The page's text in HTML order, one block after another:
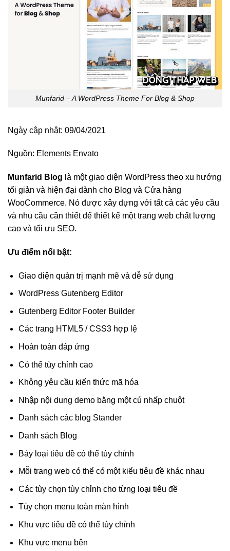
Munfarid – A WordPress Theme For Blog & Shop
Ngày cập nhật: 09/04/2021
Nguồn: Elements Envato
Munfarid Blog là một giao diện WordPress theo xu hướng
tối giản và hiện đại dành cho Blog và Cửa hàng
WooCommerce. Nó được xây dựng với tất cả các yêu cầu
và nhu cầu cần thiết để thiết kế một trang web chất lượng
cao và tối ưu SEO.
Ưu điểm nổi bật:
Giao diện quản trị mạnh mẽ và dễ sử dụng
WordPress Gutenberg Editor
Gutenberg Editor Footer Builder
Các trang HTML5 / CSS3 hợp lệ
Hoàn toàn đáp ứng
Có thể tùy chỉnh cao
Không yêu cầu kiến ​​thức mã hóa
Nhập nội dung demo bằng một cú nhấp chuột
Danh sách các blog Stander
Danh sách Blog
Bảy loại tiêu đề có thể tùy chỉnh
Mỗi trang web có thể có một kiểu tiêu đề khác nhau
Các tùy chọn tùy chỉnh cho từng loại tiêu đề
Tùy chọn menu toàn màn hình
Khu vực tiêu đề có thể tùy chỉnh
Khu vực menu bên